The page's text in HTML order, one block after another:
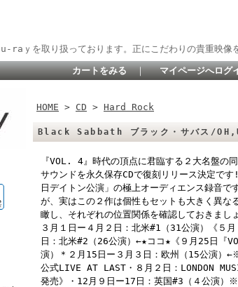
raｙを取り扱っております。正にこだわりの貴重映像
カートをみる ｜ マイページへログ
HOME > CD > Hard Rock
Black Sabbath ブラック・サバス/
『VOL. 4』時代の頂点に君臨する２大名盤
サウンドを永久保存CDで復刻リリース決定で
日デイトン公演」の極上オーディエンス録音
が、実はこの２作は個性もセットも大きく異な
瞰し、それぞれの位置関係を確認しておきま
３月１日ー４月２日：北米#1（31公演）《５
日：北米#2（26公演）←★ココ★《９月25日『
演）＊２月15日ー３月３日：欧州（15公演
公式LIVE AT LAST・８月２日：LONDON
発売》・12月９日ー17日：英国#3（４公演